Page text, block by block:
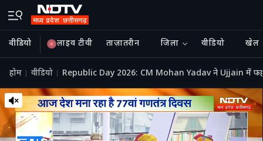
वीडियो लाइव टीवी ताज़ातरीन जिला वीडियो खेल
होम वीडियो Republic Day 2026: CM Mohan Yadav ने Ujjain में